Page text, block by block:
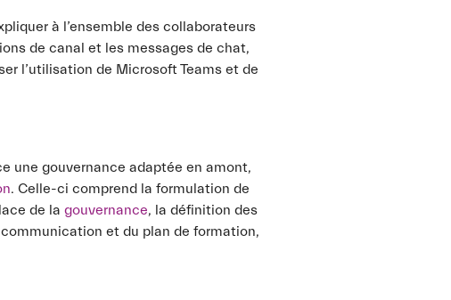
à l’ensemble des collaborateurs
de canal et les messages de chat,
l’utilisation de Microsoft Teams et de
une gouvernance adaptée en amont,
. Celle-ci comprend la formulation de
de la gouvernance, la définition des
communication et du plan de formation,